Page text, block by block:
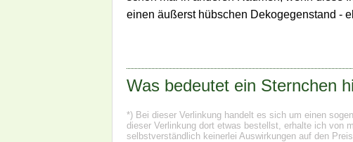
einen äußerst hübschen Dekogegenstand -
Was bedeutet ein Sternchen
*) Bei dieser Verlinkung handelt es sich um einen
dieser Verlinkung dort etwas bestellst, erhalte ich von
selbstverständlich keinerlei Auswirkungen auf den